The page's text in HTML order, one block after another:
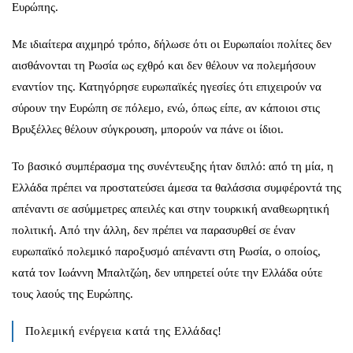
Ευρώπης.
Με ιδιαίτερα αιχμηρό τρόπο, δήλωσε ότι οι Ευρωπαίοι πολίτες δεν
αισθάνονται τη Ρωσία ως εχθρό και δεν θέλουν να πολεμήσουν
εναντίον της. Κατηγόρησε ευρωπαϊκές ηγεσίες ότι επιχειρούν να
σύρουν την Ευρώπη σε πόλεμο, ενώ, όπως είπε, αν κάποιοι στις
Βρυξέλλες θέλουν σύγκρουση, μπορούν να πάνε οι ίδιοι.
Το βασικό συμπέρασμα της συνέντευξης ήταν διπλό: από τη μία, η
Ελλάδα πρέπει να προστατεύσει άμεσα τα θαλάσσια συμφέροντά της
απέναντι σε ασύμμετρες απειλές και στην τουρκική αναθεωρητική
πολιτική. Από την άλλη, δεν πρέπει να παρασυρθεί σε έναν
ευρωπαϊκό πολεμικό παροξυσμό απέναντι στη Ρωσία, ο οποίος,
κατά τον Ιωάννη Μπαλτζώη, δεν υπηρετεί ούτε την Ελλάδα ούτε
τους λαούς της Ευρώπης.
Πολεμική ενέργεια κατά της Ελλάδας!